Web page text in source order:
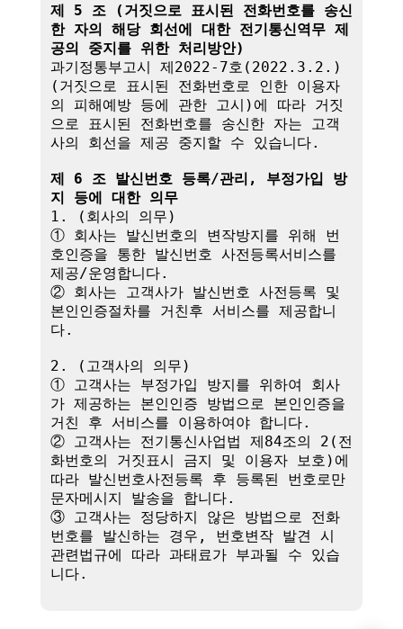
제 5 조 (거짓으로 표시된 전화번호를 송신
한 자의 해당 회선에 대한 전기통신역무 제
공의 중지를 위한 처리방안)
과기정통부고시 제2022-7호(2022.3.2.)
(거짓으로 표시된 전화번호로 인한 이용자
의 피해예방 등에 관한 고시)에 따라 거짓
으로 표시된 전화번호를 송신한 자는 고객
사의 회선을 제공 중지할 수 있습니다.
제 6 조 발신번호 등록/관리, 부정가입 방
지 등에 대한 의무
1. (회사의 의무)
① 회사는 발신번호의 변작방지를 위해 번
호인증을 통한 발신번호 사전등록서비스를
제공/운영합니다.
② 회사는 고객사가 발신번호 사전등록 및
본인인증절차를 거친후 서비스를 제공합니
다.
2. (고객사의 의무)
① 고객사는 부정가입 방지를 위하여 회사
가 제공하는 본인인증 방법으로 본인인증을
거친 후 서비스를 이용하여야 합니다.
② 고객사는 전기통신사업법 제84조의 2(전
화번호의 거짓표시 금지 및 이용자 보호)에
따라 발신번호사전등록 후 등록된 번호로만
문자메시지 발송을 합니다.
③ 고객사는 정당하지 않은 방법으로 전화
번호를 발신하는 경우, 번호변작 발견 시
관련법규에 따라 과태료가 부과될 수 있습
니다.